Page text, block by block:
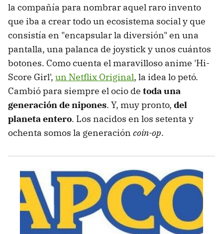
la compañía para nombrar aquel raro invento
que iba a crear todo un ecosistema social y que
consistía en "encapsular la diversión" en una
pantalla, una palanca de joystick y unos cuántos
botones. Como cuenta el maravilloso anime 'Hi-
Score Girl', un Netflix Original, la idea lo petó.
Cambió para siempre el ocio de toda una
generación de nipones. Y, muy pronto, del
planeta entero. Los nacidos en los setenta y
ochenta somos la generación coin-op.